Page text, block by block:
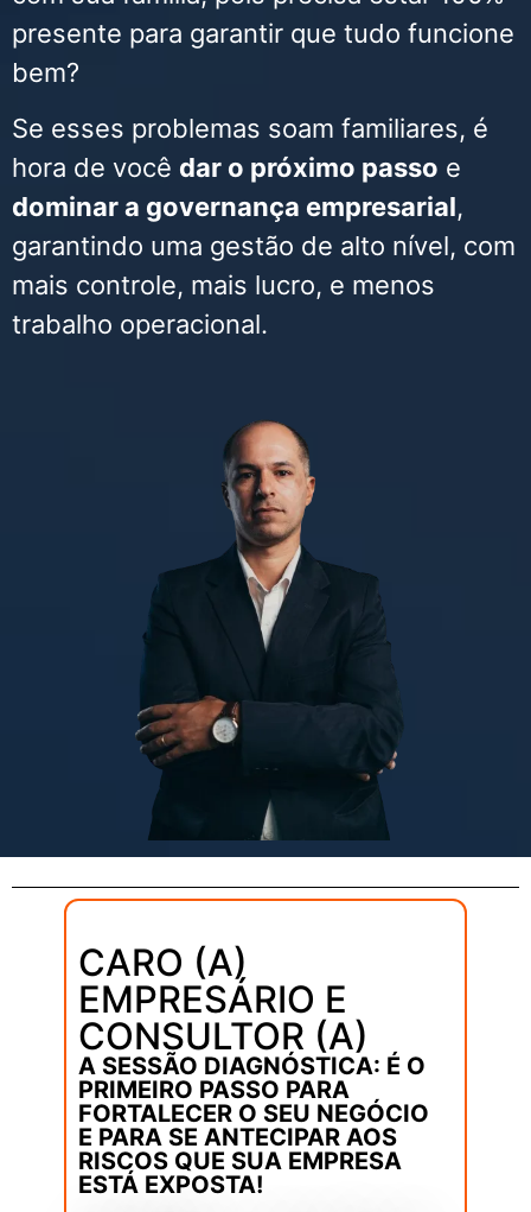
presente para garantir que tudo funcione
bem?
Se esses problemas soam familiares, é
hora de você dar o próximo passo e
dominar a governança empresarial,
garantindo uma gestão de alto nível, com
mais controle, mais lucro, e menos
trabalho operacional.
CARO (A)
EMPRESÁRIO E
CONSULTOR (A)
A SESSÃO DIAGNÓSTICA: É O
PRIMEIRO PASSO PARA
FORTALECER O SEU NEGÓCIO
E PARA SE ANTECIPAR AOS
RISCOS QUE SUA EMPRESA
ESTÁ EXPOSTA!